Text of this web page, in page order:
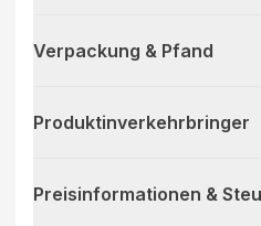
Verpackung & Pfand
Produktinverkehrbringer
Preisinformationen &